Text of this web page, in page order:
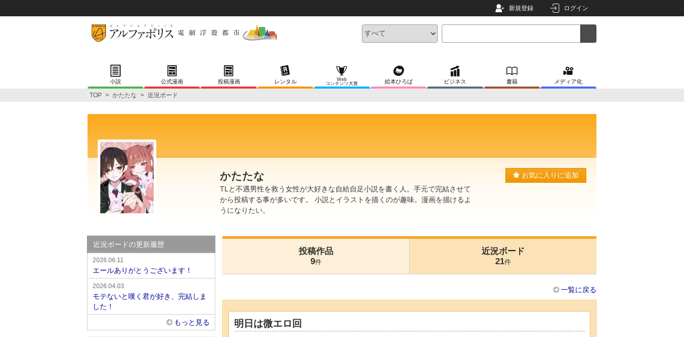
新規登録 ログイン
小説 公式漫画 投稿漫画 レンタル
Web
コンテンツ大賞
絵本ひろば ビジネス 書籍 メディア化
TOP > かたたな > 近況ボード
かたたな
TLと不遇男性を救う女性が大好きな自給自足小説を書く人。手元で完結させて
から投稿する事が多いです。 小説とイラストを描くのが趣味。漫画を描けるよ
うになりたい。
お気に入りに追加
投稿作品
9件
近況ボード
21件
一覧に戻る
明日は微エロ回
近況ボードの更新履歴
2026.06.11
エールありがとうございます！
2026.04.03
モテないと嘆く君が好き、完結しま
した！
もっと見る